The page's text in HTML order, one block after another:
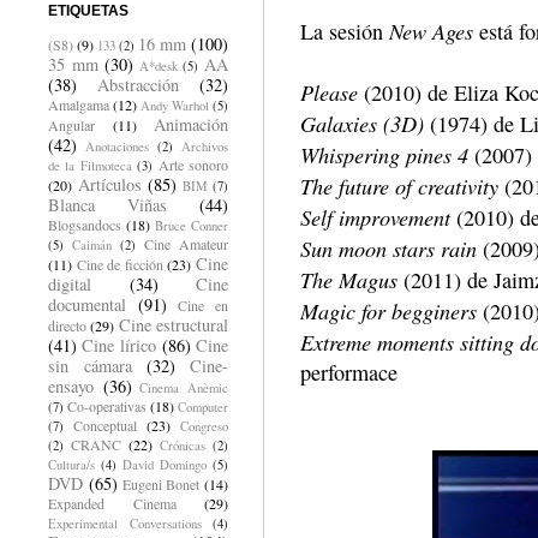
La sesión New Ages está
Please (2010) de Eliza
Galaxies (3D) (1974) de
Whispering pines 4 (2007)
The future of creativity
Self improvement(2010)
Sun moon stars rain
The Magus (2011) de
Magic for begginers
Extreme moments sitting
performace
ETIQUETAS
(S8)(9) 133 (2) 16 mm (100)
35 mm (30) A*desk (5) AA
(38)
Abstracción (32)
Amalgama(12) Andy Warhol (5)
Angular (11)
Animación
(42)
Anotaciones (2)
Archivos
de la Filmoteca (3) Arte sonoro
(20) Artículos (85) BIM (7)
Blanca Viñas (44)
Blogsandocs (18) Bruce Conner
(5) Caimán (2) Cine Amateur
(11) Cine de ficción (23) Cine
digital
(34)
Cine
documental (91)
Cine en
directo (29) Cine estructural
(41) Cine lírico (86) Cine
sin cámara
(32)
Cine-
ensayo (36) Cinema Anèmic
(7) Co-operativas (18) Computer
(7)
Conceptual (23) Congreso
(2) CRANC (22) Crónicas (2)
Cultura/s (4) David Domingo (5)
DVD (65) Eugeni Bonet (14)
Expanded Cinema
(29)
Experimental Conversations (4)